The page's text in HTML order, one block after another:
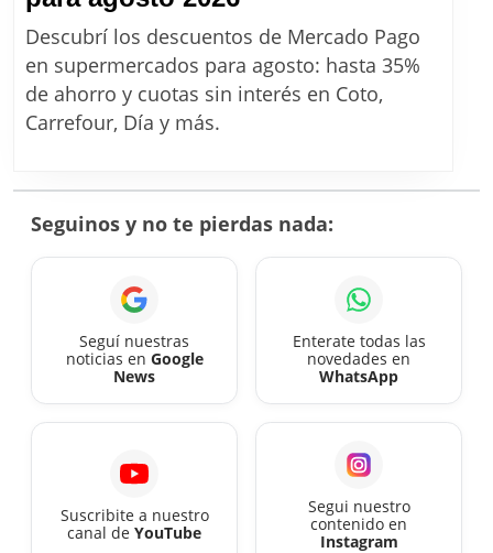
los
descuentos
de
agosto
Descubrí los descuentos de Mercado Pago
en supermercados para agosto: hasta 35%
de ahorro y cuotas sin interés en Coto,
Carrefour, Día y más.
Seguinos y no te pierdas nada:
Seguí nuestras
noticias en Google
News
Enterate todas las
novedades en
WhatsApp
Suscribite a nuestro
canal de YouTube
Segui nuestro
contenido en
Instagram